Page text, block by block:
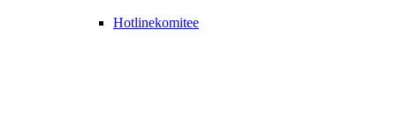
Hotlinekomitee